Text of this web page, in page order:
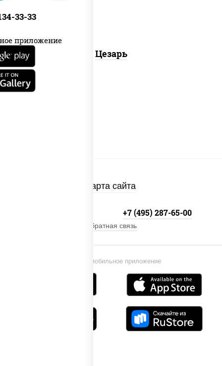
33-33
приложение
Цезарь
Карта сайта
Установи мобильное приложение
+7 (495) 287-65-00
Обратная связь